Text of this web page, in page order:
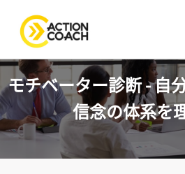
モチベーター診断 - 自
信念の体系を